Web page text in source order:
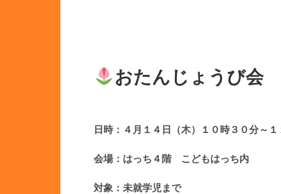
おたんじょうび会
日時：４月１４日（木）１０時３０分～
会場：はっち４階 こどもはっち内
対象：未就学児まで